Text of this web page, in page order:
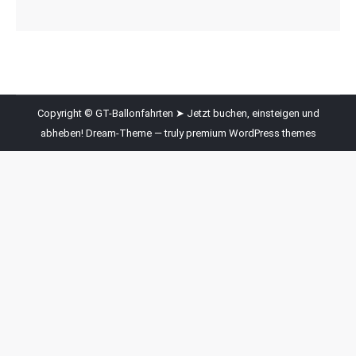
Copyright © GT-Ballonfahrten ➤ Jetzt buchen, einsteigen und
abheben! Dream-Theme — trulypremium WordPress themes